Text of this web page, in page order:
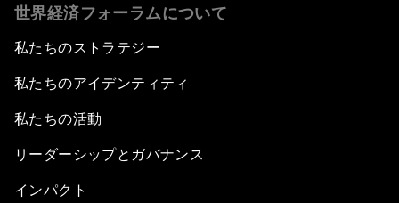
世界経済フォーラムについて
私たちのストラテジー
私たちのアイデンティティ
私たちの活動
リーダーシップとガバナンス
インパクト